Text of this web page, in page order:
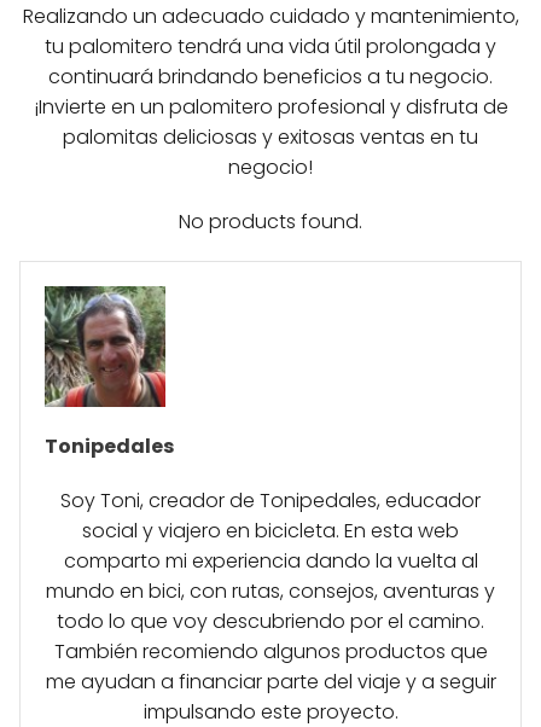
Realizando un adecuado cuidado y mantenimiento,
tu palomitero tendrá una vida útil prolongada y
continuará brindando beneficios a tu negocio.
¡Invierte en un palomitero profesional y disfruta de
palomitas deliciosas y exitosas ventas en tu
negocio!
No products found.
Tonipedales
Soy Toni, creador de Tonipedales, educador
social y viajero en bicicleta. En esta web
comparto mi experiencia dando la vuelta al
mundo en bici, con rutas, consejos, aventuras y
todo lo que voy descubriendo por el camino.
También recomiendo algunos productos que
me ayudan a financiar parte del viaje y a seguir
impulsando este proyecto.